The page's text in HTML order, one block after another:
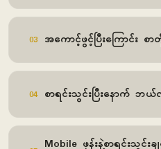
03 အကောင့်ဖွင့်ပြီးကြောင်း
04 စာရင်းသွင်းပြီးနောက်
Mobile ဖုန်းနဲ့စာရင်းသွင်